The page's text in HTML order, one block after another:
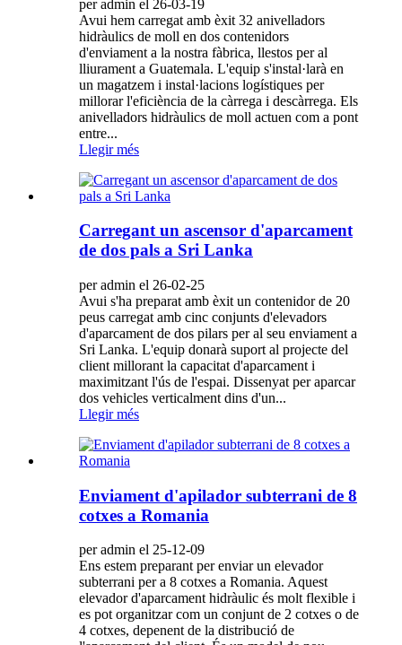
per admin el 26-03-19
Avui hem carregat amb èxit 32 anivelladors
hidràulics de moll en dos contenidors
d'enviament a la nostra fàbrica, llestos per al
lliurament a Guatemala. L'equip s'instal·larà en
un magatzem i instal·lacions logístiques per
millorar l'eficiència de la càrrega i descàrrega. Els
anivelladors hidràulics de moll actuen com a pont
entre...
Llegir més
Carregant un ascensor d'aparcament
de dos pals a Sri Lanka
per admin el 26-02-25
Avui s'ha preparat amb èxit un contenidor de 20
peus carregat amb cinc conjunts d'elevadors
d'aparcament de dos pilars per al seu enviament a
Sri Lanka. L'equip donarà suport al projecte del
client millorant la capacitat d'aparcament i
maximitzant l'ús de l'espai. Dissenyat per aparcar
dos vehicles verticalment dins d'un...
Llegir més
Enviament d'apilador subterrani de 8
cotxes a Romania
per admin el 25-12-09
Ens estem preparant per enviar un elevador
subterrani per a 8 cotxes a Romania. Aquest
elevador d'aparcament hidràulic és molt flexible i
es pot organitzar com un conjunt de 2 cotxes o de
4 cotxes, depenent de la distribució de